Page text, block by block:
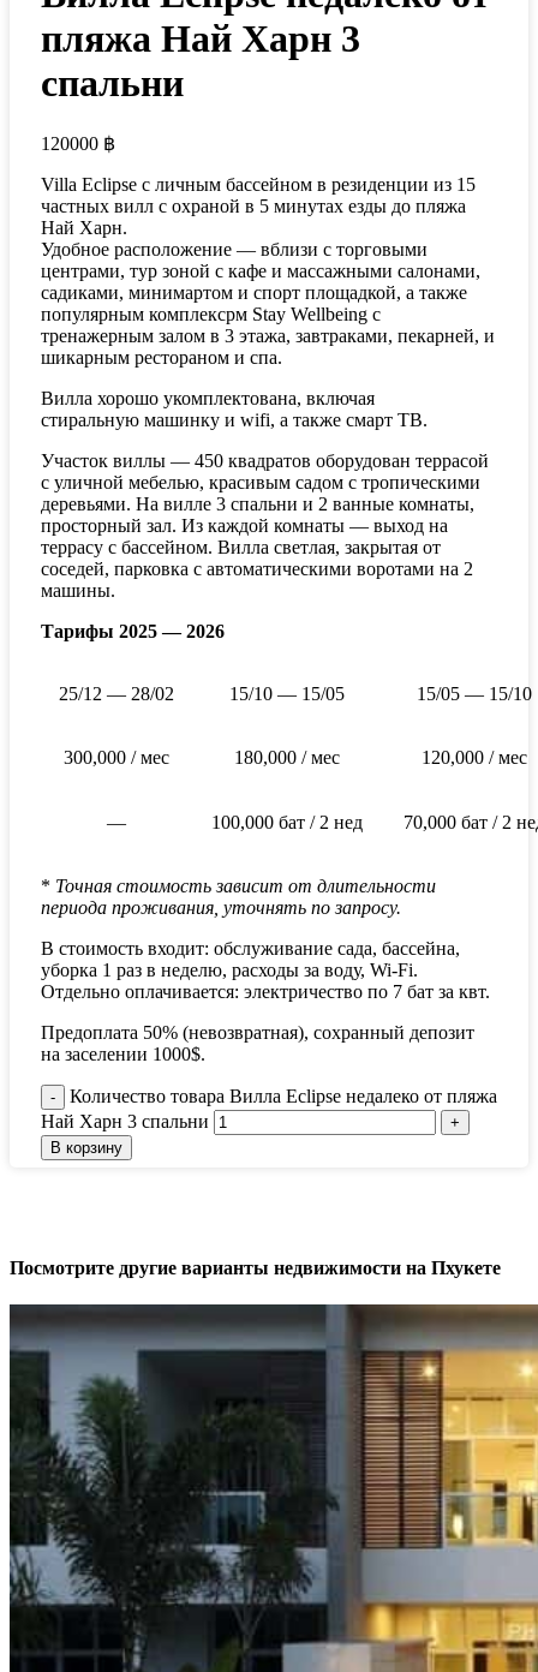
пляжа Най Харн 3
спальни
120000 ฿
Villa Eclipse с личным бассейном в резиденции из 15
частных вилл с охраной в 5 минутах езды до пляжа
Най Харн.
Удобное расположение — вблизи с торговыми
центрами, тур зоной с кафе и массажными салонами,
садиками, минимартом и спорт площадкой, а также
популярным комплексрм Stay Wellbeing с
тренажерным залом в 3 этажа, завтраками, пекарней, и
шикарным рестораном и спа.
Вилла хорошо укомплектована, включая
стиральную машинку и wifi, а также смарт ТВ.
Участок виллы — 450 квадратов оборудован террасой
с уличной мебелью, красивым садом с тропическими
деревьями. На вилле 3 спальни и 2 ванные комнаты,
просторный зал. Из каждой комнаты — выход на
террасу с бассейном. Вилла светлая, закрытая от
соседей, парковка с автоматическими воротами на 2
машины.
Тарифы 2025 — 2026
25/12 — 28/02 15/10 — 15/05 15/05 — 15/10
300,000 / мес 180,000 / мес 120,000 / мес
— 100,000 бат / 2 нед 70,000 бат / 2
* Точная стоимость зависит от длительности
периода проживания, уточнять по запросу.
В стоимость входит: обслуживание сада, бассейна,
уборка 1 раз в неделю, расходы за воду, Wi-Fi.
Отдельно оплачивается: электричество по 7 бат за квт.
Предоплата 50% (невозвратная), сохранный депозит
на заселении 1000$.
Количество товара Вилла Eclipse недалеко от пляжа
Най Харн 3 спальни
В корзину
Посмотрите другие варианты недвижимости на Пхукете